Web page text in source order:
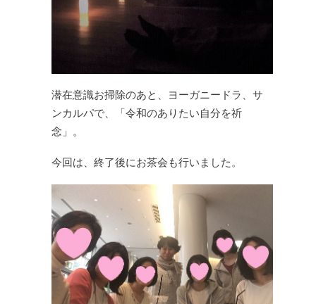
潜在意識お掃除のあと、
ヨーガニードラ、サ
ンカルパで、
「令和のありたい自分を祈
念」。
今回は、終了後にお茶会も行いました。